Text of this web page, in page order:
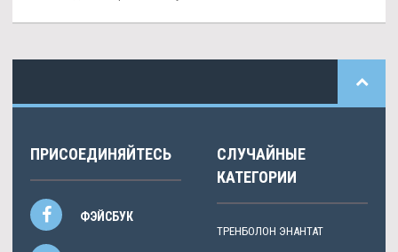
ПРИСОЕДИНЯЙТЕСЬ
ФЭЙСБУК
СЛУЧАЙНЫЕ
КАТЕГОРИИ
ТРЕНБОЛОН ЭНАНТАТ